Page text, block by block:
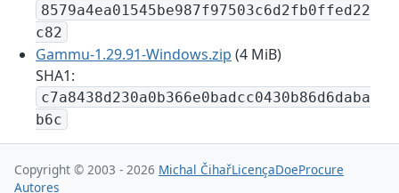
8579a4ea01545be987f97503c6d2fb0ffed22
c82
Gammu-1.29.91-Windows.zip (4 MiB)
SHA1:
c7a8438d230a0b366e0badcc0430b86d6daba
b6c
Copyright © 2003 - 2026 Michal ČihařLicençaDoeProcure
Autores